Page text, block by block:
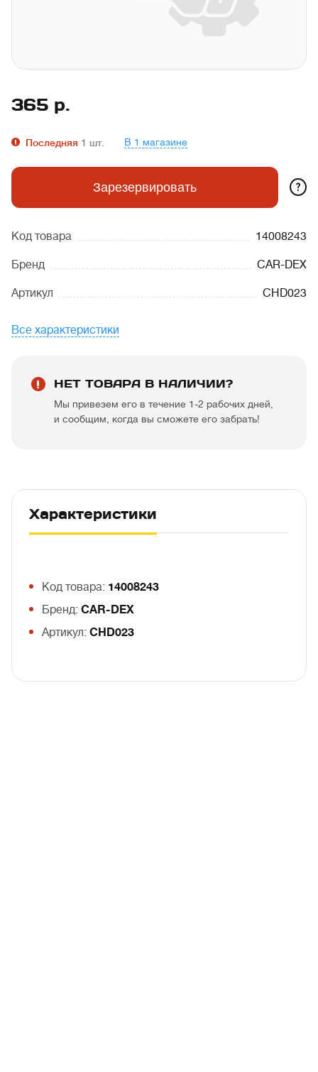
365 р.
Последняя 1 шт. В 1 магазине
Зарезервировать ?
Код товара 14008243
Бренд CAR-DEX
Артикул CHD023
Все характеристики
НЕТ ТОВАРА В НАЛИЧИИ?
Мы привезем его в течение 1-2 рабочих дней,
и сообщим, когда вы сможете его забрать!
Характеристики
Код товара: 14008243
Бренд: CAR-DEX
Артикул: CHD023